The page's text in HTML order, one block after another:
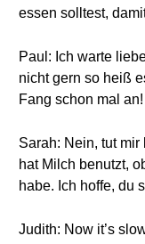
essen solltest,
Paul: Ich warte
nicht gern so heiß
Fang schon mal an!
Sarah: Nein, tut
hat Milch benutzt,
habe. Ich hoffe, du
Judith: Now it’s